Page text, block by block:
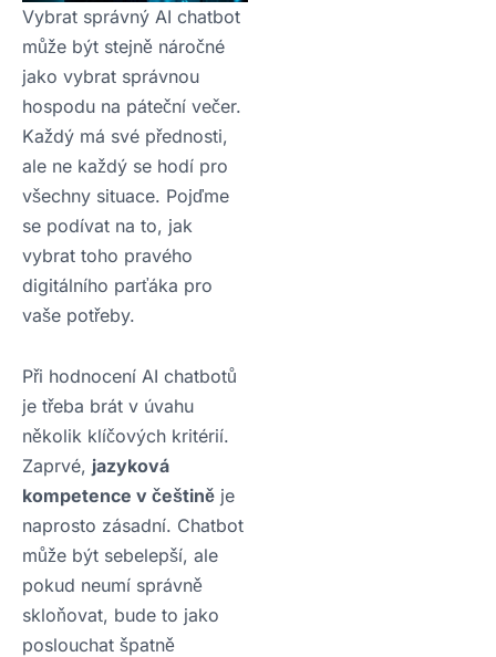
Vybrat správný AI chatbot
může být stejně náročné
jako vybrat správnou
hospodu na páteční večer.
Každý má své přednosti,
ale ne každý se hodí pro
všechny situace. Pojďme
se podívat na to, jak
vybrat toho pravého
digitálního parťáka pro
vaše potřeby.
Při hodnocení AI chatbotů
je třeba brát v úvahu
několik klíčových kritérií.
Zaprvé, jazyková
kompetence v češtině je
naprosto zásadní. Chatbot
může být sebelepší, ale
pokud neumí správně
skloňovat, bude to jako
poslouchat špatně